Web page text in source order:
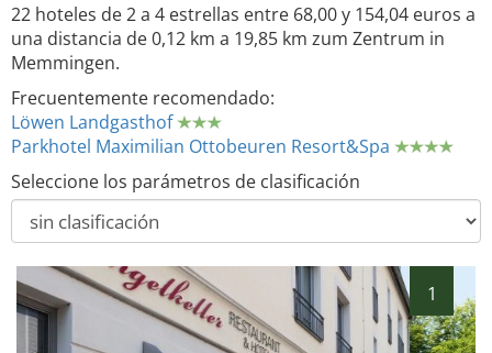
22 hoteles de 2 a 4 estrellas entre 68,00 y 154,04 euros a
una distancia de 0,12 km a 19,85 km zum Zentrum in
Memmingen.
Frecuentemente recomendado:
Löwen Landgasthof
Parkhotel Maximilian Ottobeuren Resort&Spa
Seleccione los parámetros de clasificación
1